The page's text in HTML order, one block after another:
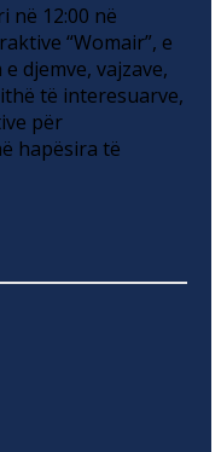
në 12:00 në
“Womair”, e
djemve, vajzave,
të interesuarve,
për
hapësira të